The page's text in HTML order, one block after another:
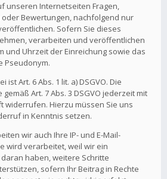
unseren Internetseiten Fragen,
Bewertungen, nachfolgend nur
Sofern Sie dieses
verarbeiten und veröffentlichen
und Uhrzeit der Einreichung sowie das
Pseudonym.
Art. 6 Abs. 1 lit. a) DSGVO. Die
Art. 7 Abs. 3 DSGVO jederzeit mit
widerrufen. Hierzu müssen Sie uns
in Kenntnis setzen.
wir auch Ihre IP- und E-Mail-
wird verarbeitet, weil wir ein
haben, weitere Schritte
sofern Ihr Beitrag in Rechte